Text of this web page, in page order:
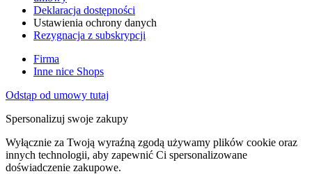
Deklaracja dostępności
Ustawienia ochrony danych
Rezygnacja z subskrypcji
Firma
Inne nice Shops
Odstąp od umowy tutaj
Spersonalizuj swoje zakupy
Wyłącznie za Twoją wyraźną zgodą używamy plików cookie oraz
innych technologii, aby zapewnić Ci spersonalizowane
doświadczenie zakupowe.